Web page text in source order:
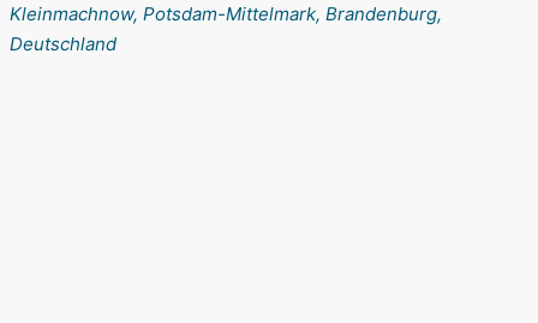
Kleinmachnow, Potsdam-Mittelmark, Brandenburg,
Deutschland